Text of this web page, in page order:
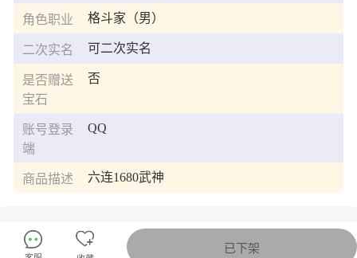
角色职业 格斗家（男）
二次实名 可二次实名
是否赠送
宝石
否
账号登录
端
QQ
商品描述 六连1680武神
官方截图
已下架